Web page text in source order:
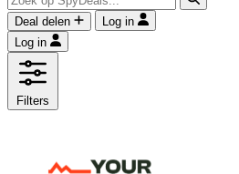
Deal delen
Log in
Log in
Filters